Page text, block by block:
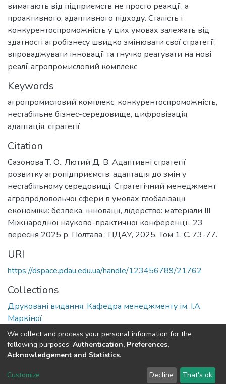
вимагають від підприємств не просто реакції, а
проактивного, адаптивного підходу. Сталість і
конкурентоспроможність у цих умовах залежать від
здатності агробізнесу швидко змінювати свої стратегії,
впроваджувати інновації та гнучко реагувати на нові
реалії.агропромисловий комплекс
Keywords
агропромисловий комплекс, конкурентоспроможність,
нестабільне бізнес-середовище, цифровізація,
адаптація, стратегії
Citation
Сазонова Т. О., Лютий Д. В. Адаптивні стратегії
розвитку агропідприємств: адаптація до змін у
нестабільному середовищі. Стратегічний менеджмент
агропродовольчої сфери в умовах глобалізації
економіки: безпека, інновації, лідерство: матеріали ІІI
Міжнародної науково-практичної конференції, 23
вересня 2025 р. Полтава : ПДАУ, 2025. Том 1. С. 73-77.
URI
https://dspace.pdau.edu.ua/handle/123456789/21762
Collections
Друковані видання. Кафедра менеджменту ім. І.А.
Маркіної
Full item page
DSpace software copyright © 2002-2026 LYRASIS
We collect and process your personal information for the
following purposes: Authentication, Preferences,
Acknowledgement and Statistics.
Customize Decline That's ok